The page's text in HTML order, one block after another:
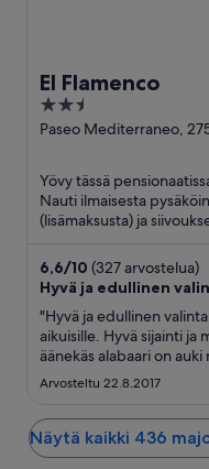
El Flamenco
2.5
out
5
Paseo Mediterraneo,
Yövy tässä
Nauti ilmaisesta
(lisämaksusta) ja
6,6/10 (327 arvostelua)
Hyvä ja edullinen
"Hyvä ja edullinen
aikuisille. Hyvä sijainti ja
äänekäs alabaari on
ehkä paras valinta, jos
tarpeellinen löytyy,
Arvosteltu 22.8.2017
Näytä kaikki 436